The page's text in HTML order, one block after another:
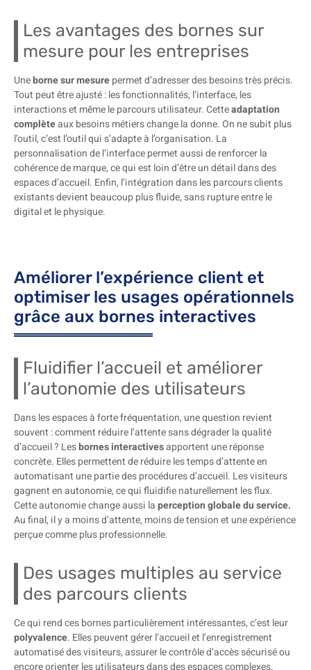
Les avantages des bornes sur
mesure pour les entreprises
Uneborne sur mesurepermet d’adresser des besoins très précis.
Tout peut être ajusté : les fonctionnalités, l’interface, les
interactions et même le parcours utilisateur. Cetteadaptation
complèteaux besoins métiers change la donne. On ne subit plus
l’outil, c’est l’outil qui s’adapte à l’organisation. La
personnalisation de l’interface permet aussi de renforcer la
cohérence de marque, ce qui est loin d’être un détail dans des
espaces d’accueil. Enfin, l’intégration dans les parcours clients
existants devient beaucoup plus fluide, sans rupture entre le
digital et le physique.
Améliorer l’expérience client et
optimiser les usages opérationnels
grâce aux bornes interactives
Fluidifier l’accueil et améliorer
l’autonomie des utilisateurs
Dans les espaces à forte fréquentation, une question revient
souvent : comment réduire l’attente sans dégrader la qualité
d’accueil ? Lesbornes interactivesapportent une réponse
concrète. Elles permettent de réduire les temps d’attente en
automatisant une partie des procédures d’accueil. Les visiteurs
gagnent en autonomie, ce qui fluidifie naturellement les flux.
Cette autonomie change aussi laperception globale du service.
Au final, il y a moins d’attente, moins de tension et une expérience
perçue comme plus professionnelle.
Des usages multiples au service
des parcours clients
Ce qui rend ces bornes particulièrement intéressantes, c’est leur
polyvalence. Elles peuvent gérer l’accueil et l’enregistrement
automatisé des visiteurs, assurer le contrôle d’accès sécurisé ou
encore orienter les utilisateurs dans des espaces complexes.